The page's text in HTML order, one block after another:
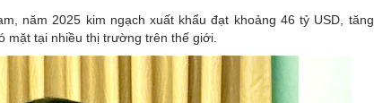
năm 2025 kim ngạch xuất khẩu đạt khoảng 46 tỷ USD, tăng
mặt tại nhiều thị trường trên thế giới.